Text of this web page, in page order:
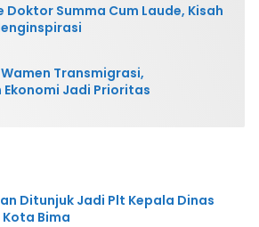
Doktor Summa Cum Laude, Kisah
Transmigrasi,
Jadi Prioritas
Ditunjuk Jadi Plt Kepala Dinas
Bima